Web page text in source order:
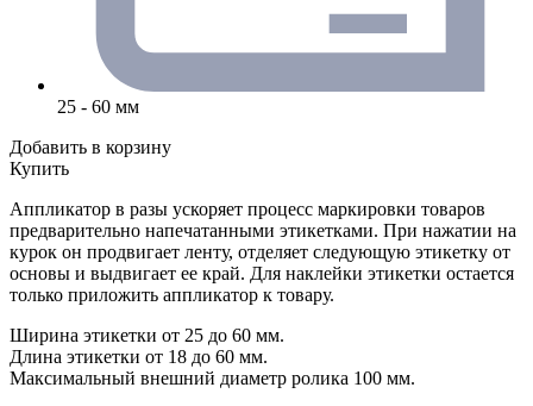
25 - 60 мм
Добавить в корзину
Купить
Аппликатор в разы ускоряет процесс маркировки товаров
предварительно напечатанными этикетками. При нажатии на
курок он продвигает ленту, отделяет следующую этикетку от
основы и выдвигает ее край. Для наклейки этикетки остается
только приложить аппликатор к товару.
Ширина этикетки от 25 до 60 мм.
Длина этикетки от 18 до 60 мм.
Максимальный внешний диаметр ролика 100 мм.